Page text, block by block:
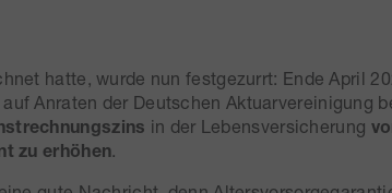
hatte, wurde nun festgezurrt: Ende April
Anraten der Deutschen Aktuarvereinigung
in der Lebensversicherung
zu erhöhen.